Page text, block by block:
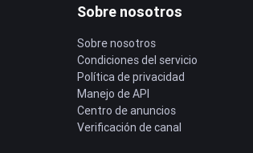
Sobre nosotros
Sobre nosotros
Condiciones del servicio
Política de privacidad
Manejo de API
Centro de anuncios
Verificación de canal